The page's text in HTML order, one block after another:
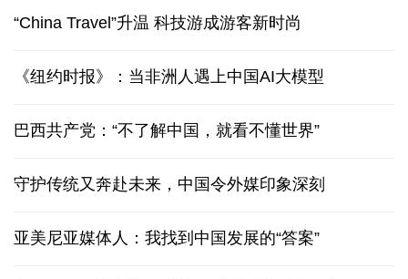
“China Travel”升温 科技游成游客新时尚
《纽约时报》：当非洲人遇上中国AI大模型
巴西共产党：“不了解中国，就看不懂世界”
守护传统又奔赴未来，中国令外媒印象深刻
亚美尼亚媒体人：我找到中国发展的“答案”